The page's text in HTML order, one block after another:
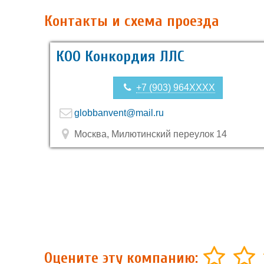
Контакты и схема проезда
КОО Конкордия ЛЛС
+7 (903) 964XXXX
globbanvent@mail.ru
Москва, Милютинский переулок 14
Оцените эту компанию: